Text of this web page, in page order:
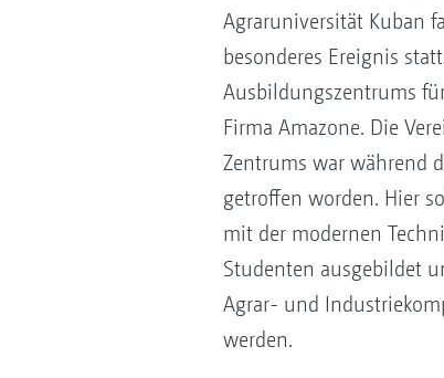
Agraruniversität Kuban
besonderes Ereignis
Ausbildungszentrums
Firma Amazone. Die
Zentrums war während
getroffen worden. Hier
mit der modernen
Studenten ausgebildet
Agrar- und
werden.